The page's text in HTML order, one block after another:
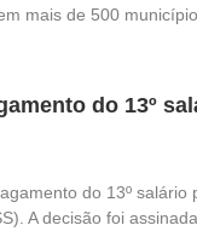
mais de 500
do 13º
do 13º salário
A decisão foi